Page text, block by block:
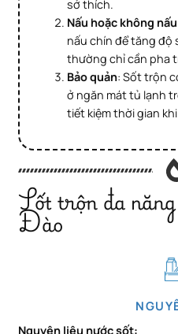
sở thích.
Nấu hoặc không nấu
nấu chín để tăng
thường chỉ cần pha
Bảo quản: Sốt trộn
ở ngăn mát tủ lạnh
tiết kiệm thời gian
Sốt trộn đa
Đào
Nguyên liệu nước sốt: